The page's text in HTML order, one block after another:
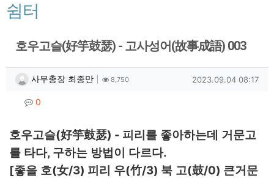
쉼터
호우고슬(好竽鼓瑟) - 고사성어(故事成語) 003
작성자 정보
사무총장 최종만 작성8,750조회 작성일
2023.09.04 08:17
컨텐츠 정보
0
본문
호우고슬(好竽鼓瑟) - 피리를 좋아하는데 거문고
를 타다, 구하는 방법이 다르다.
[좋을 호(女/3) 피리 우(竹/3) 북 고(鼓/0) 큰거문